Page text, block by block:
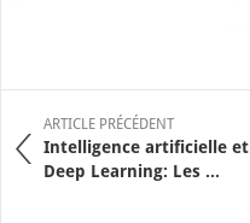
ARTICLE PRÉCÉDENT
Intelligence artificielle et
Deep Learning: Les ...